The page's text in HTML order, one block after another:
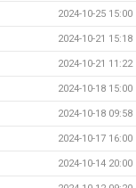
2024-10-25 15:00
2024-10-21 15:18
2024-10-21 11:22
2024-10-18 15:00
2024-10-18 09:58
2024-10-17 16:00
2024-10-14 20:00